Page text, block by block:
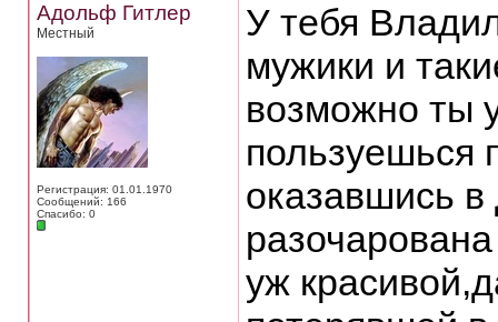
Адольф Гитлер
Местный
Регистрация: 01.01.1970
Сообщений: 166
Спасибо: 0
У тебя
мужики и
возможно ты
пользуешься
оказавшись в
уж